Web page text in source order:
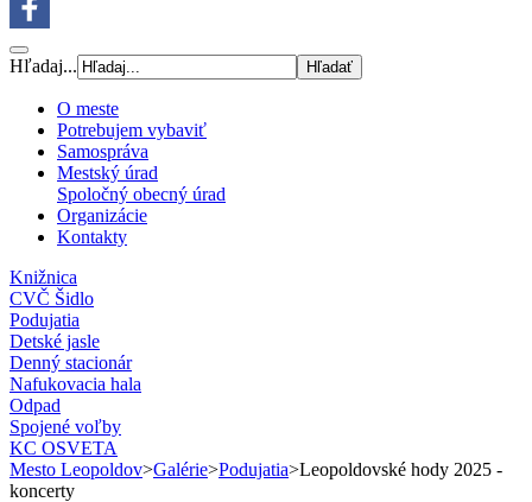
Hľadaj...
O meste
Potrebujem vybaviť
Samospráva
Mestský úrad
Spoločný obecný úrad
Organizácie
Kontakty
Knižnica
CVČ Šidlo
Podujatia
Detské jasle
Denný stacionár
Nafukovacia hala
Odpad
Spojené voľby
KC OSVETA
Mesto Leopoldov>Galérie>Podujatia>Leopoldovské hody 2025 -
koncerty